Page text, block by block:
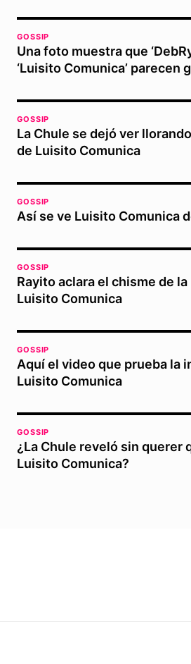
GOSSIP
Una foto muestra que
‘Luisito Comunica’ parecen
GOSSIP
La Chule se dejó ver
de Luisito Comunica
GOSSIP
Así se ve Luisito Comunica
GOSSIP
Rayito aclara el chisme de
Luisito Comunica
GOSSIP
Aquí el video que prueba la
Luisito Comunica
GOSSIP
¿La Chule reveló sin querer
Luisito Comunica?